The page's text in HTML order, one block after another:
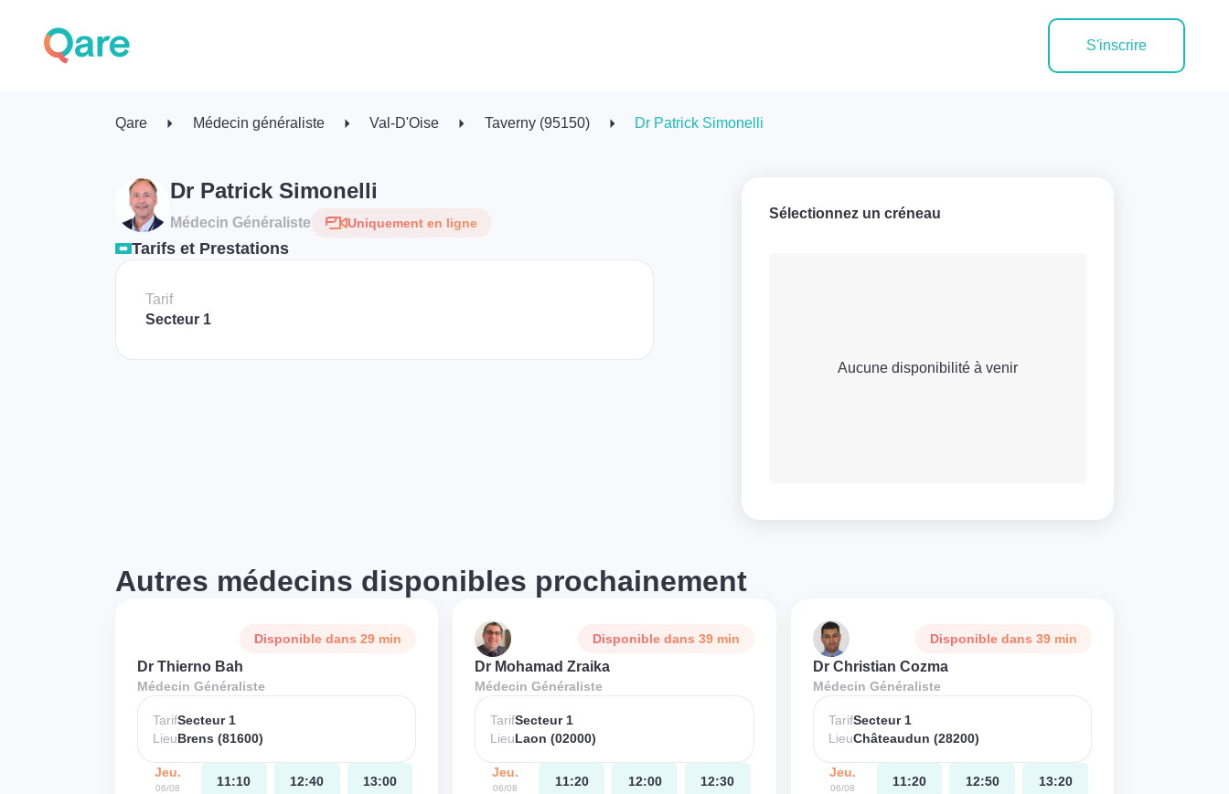
S'inscrire
Qare Médecin généraliste Val-D'Oise Taverny (95150) Dr Patrick Simonelli
Dr Patrick Simonelli
Médecin Généraliste Uniquement en ligne
Tarifs et Prestations
Tarif
Secteur 1
Sélectionnez un créneau
Aucune disponibilité à venir
Autres médecins disponibles prochainement
Disponible dans 29 min
Dr Thierno Bah
Médecin Généraliste
TarifSecteur 1
LieuBrens (81600)
Jeu.
06/08 11:10 12:40 13:00
Disponible dans 39 min
Dr Mohamad Zraika
Médecin Généraliste
TarifSecteur 1
LieuLaon (02000)
Jeu.
06/08 11:20 12:00 12:30
Disponible dans 39 min
Dr Christian Cozma
Médecin Généraliste
TarifSecteur 1
LieuChâteaudun (28200)
Jeu.
06/08 11:20 12:50 13:20